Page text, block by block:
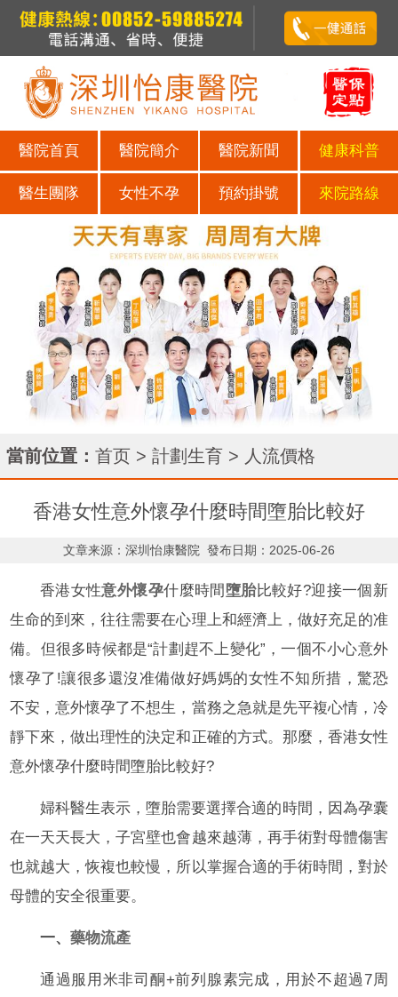
醫院首頁 醫院簡介 醫院新聞 健康科普
醫生團隊 女性不孕 預約掛號 來院路線
當前位置： 首页 > 計劃生育 > 人流價格
香港女性意外懷孕什麼時間墮胎比較好
文章来源：深圳怡康醫院 發布日期：2025-06-26
香港女性意外懷孕什麼時間 墮胎比較好?迎接一個新
生命的到來，往往需要在心理上和經濟上，做好充足的准
備。但很多時候都是“計劃趕不上變化”，一個不小心意外
懷孕了!讓很多還沒准備做好媽媽的女性不知所措，驚恐
不安，意外懷孕了不想生，當務之急就是先平複心情，冷
靜下來，做出理性的決定和正確的方式。那麼，香港女性
意外懷孕什麼時間墮胎比較好?
婦科醫生表示，墮胎需要選擇合適的時間，因為孕囊
在一天天長大，子宮壁也會越來越薄，再手術對母體傷害
也就越大，恢複也較慢，所以掌握合適的手術時間，對於
母體的安全很重要。
一、 藥物流產
通過服用米非司酮+前列腺素完成，用於不超過7周